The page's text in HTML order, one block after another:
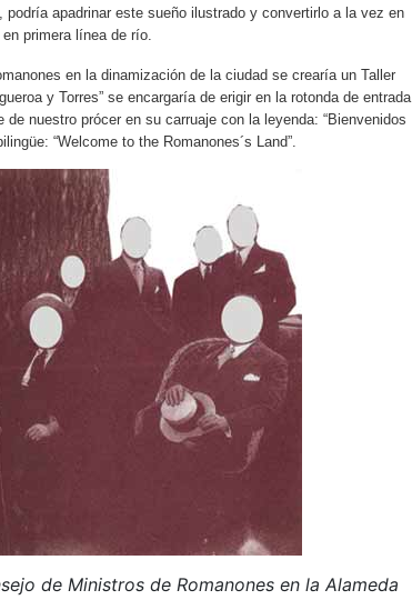
apadrinar este sueño ilustrado y convertirlo a la vez en
primera línea de río.
en la dinamización de la ciudad se crearía un Taller
y Torres” se encargaría de erigir en la rotonda de entrada
nuestro prócer en su carruaje con la leyenda: “Bienvenidos
“Welcome to the Romanones´s Land”.
de Ministros de Romanones en la Alameda